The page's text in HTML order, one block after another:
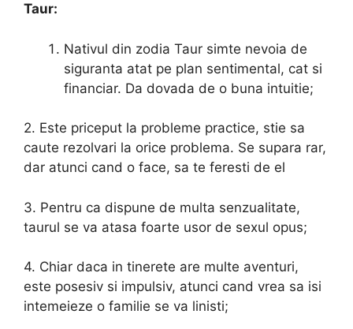
Taur:
Nativul din zodia Taur simte nevoia de
siguranta atat pe plan sentimental, cat si
financiar. Da dovada de o buna intuitie;
2. Este priceput la probleme practice, stie sa
caute rezolvari la orice problema. Se supara rar,
dar atunci cand o face, sa te feresti de el
3. Pentru ca dispune de multa senzualitate,
taurul se va atasa foarte usor de sexul opus;
4. Chiar daca in tinerete are multe aventuri,
este posesiv si impulsiv, atunci cand vrea sa isi
intemeieze o familie se va linisti;